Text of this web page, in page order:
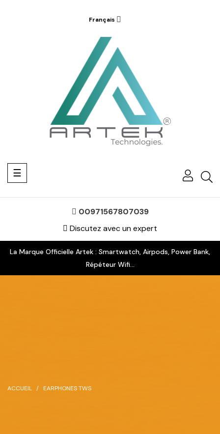
Français
00971567807039
Basculer
la
☰
Discutez avec un expert
La Marque Officielle Artek : Smartwatch, Airpods, Power Bank,
Répéteur Wifi...
ACCUEIL EARPHONES TWS